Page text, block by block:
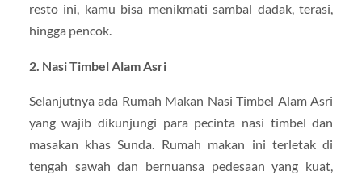
resto ini, kamu bisa menikmati sambal dadak, terasi,
hingga pencok.
2. Nasi Timbel Alam Asri
Selanjutnya ada Rumah Makan Nasi Timbel Alam Asri
yang wajib dikunjungi para pecinta nasi timbel dan
masakan khas Sunda. Rumah makan ini terletak di
tengah sawah dan bernuansa pedesaan yang kuat,